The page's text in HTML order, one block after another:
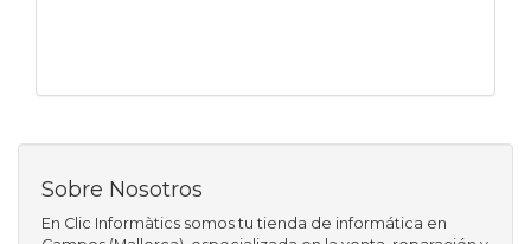
Sobre Nosotros
En Clic Informàtics somos tu tienda de informática en